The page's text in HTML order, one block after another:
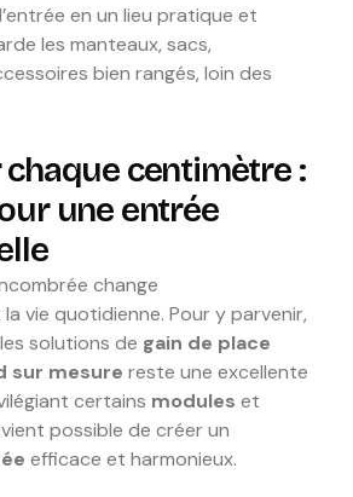
en un lieu pratique et
les manteaux, sacs,
bien rangés, loin des
centimètre :
une entrée
change
vie quotidienne. Pour y parvenir,
solutions de gain de place
sur mesure reste une excellente
certains modules et
possible de créer un
efficace et harmonieux.